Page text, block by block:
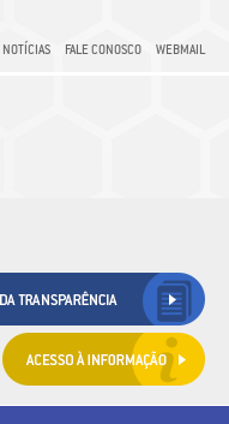
NOTÍCIAS
FALE CONOSCO WEBMAIL